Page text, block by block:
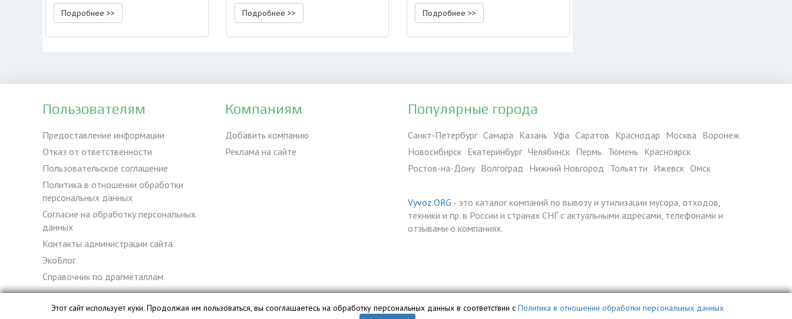
Подробнее >> Подробнее >> Подробнее >>
Пользователям
Предоставление информации
Отказ от ответственности
Пользовательское соглашение
Политика в отношении обработки
персональных данных
Согласие на обработку персональных
данных
Контакты администрации сайта
ЭкоБлог
Справочник по драгметаллам
Компаниям
Добавить компанию
Реклама на сайте
Популярные города
Санкт-Петербург Самара Казань Уфа Саратов Краснодар Москва Воронеж
Новосибирск Екатеринбург Челябинск Пермь Тюмень Красноярск
Ростов-на-Дону Волгоград Нижний Новгород Тольятти Ижевск Омск
Vyvoz.ORG - это каталог компаний по вывозу и утилизации мусора, отходов,
техники и пр. в России и странах СНГ с актуальными адресами, телефонами и
отзывами о компаниях.
Этот сайт использует куки. Продолжая им пользоваться, вы сооглашаетесь на обработку персональных данных в соответствии с Политика в отношении обработки персональных данных